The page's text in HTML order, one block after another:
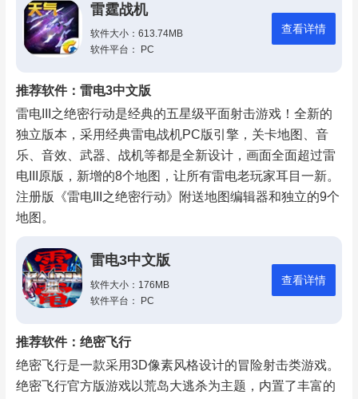
雷霆战机
软件大小：613.74MB
软件平台： PC
查看详情
推荐软件：雷电3中文版
雷电III之绝密行动是经典的五星级平面射击游戏！全新的
独立版本，采用经典雷电战机PC版引擎，关卡地图、音
乐、音效、武器、战机等都是全新设计，画面全面超过雷
电III原版，新增的8个地图，让所有雷电老玩家耳目一新。
注册版《雷电III之绝密行动》附送地图编辑器和独立的9个
地图。
雷电3中文版
软件大小：176MB
软件平台： PC
查看详情
推荐软件：绝密飞行
绝密飞行是一款采用3D像素风格设计的冒险射击类游戏。
绝密飞行官方版游戏以荒岛大逃杀为主题，内置了丰富的